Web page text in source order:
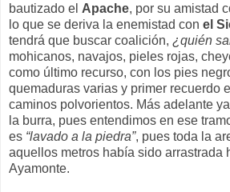
bautizado el Apache, por su amistad
lo que se deriva la enemistad con el
tendrá que buscar coalición, ¿quién
mohicanos, navajos, pieles rojas,
como último recurso, con los pies
quemaduras varias y primer recuerdo
caminos polvorientos. Más adelante
la burra, pues entendimos en ese
es “lavado a la piedra”, pues toda la
aquellos metros había sido arrastrada
Ayamonte.